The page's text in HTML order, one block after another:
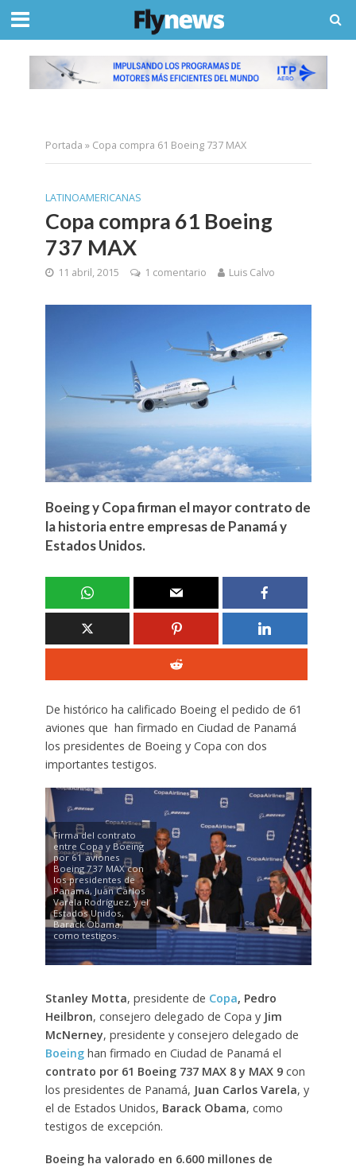
Portada » Copa compra 61 Boeing 737 MAX
LATINOAMERICANAS
Copa compra 61 Boeing
737 MAX
11 abril, 2015 1 comentario Luis Calvo
Boeing y Copa firman el mayor contrato de
la historia entre empresas de Panamá y
Estados Unidos.
De histórico ha calificado Boeing el pedido de 61
aviones que han firmado en Ciudad de Panamá
los presidentes de Boeing y Copa con dos
importantes testigos.
Firma del contrato
entre Copa y Boeing
por 61 aviones
Boeing 737 MAX con
los presidentes de
Panamá, Juan Carlos
Varela Rodríguez, y el
Estados Unidos,
Barack Obama,
como testigos.
Stanley Motta, presidente de Copa, Pedro
Heilbron, consejero delegado de Copa y Jim
McNerney, presidente y consejero delegado de
Boeinghan firmado en Ciudad de Panamá el
contrato por 61 Boeing 737 MAX 8 y MAX 9con
los presidentes de Panamá, Juan Carlos Varela, y
el de Estados Unidos, Barack Obama, como
testigos de excepción.
Boeing ha valorado en 6.600 millones de